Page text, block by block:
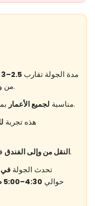
مدة الجولة تقارب 2.5–3 ساعات
من وإلى الفندق، ومشاهدة البالونات.
مناسبة لجميع الأعمار
بما في ذلك الأسر مع أطفال صغار.
هذه تجربة
النقل من وإلى الفندقفي كابادوكيا مشمول لراحة البال.
تحدث الجولة في
حوالي 4:30–5:00 صباحًا